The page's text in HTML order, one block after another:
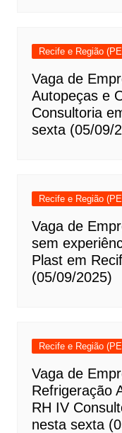
Recife e Região
Vaga de
Autopeças e
Consultoria
sexta (05/09/
Recife e Região
Vaga de
sem
Plast em
(05/09/2025)
Recife e Região
Vaga de
Refrigeração
RH IV
nesta sexta